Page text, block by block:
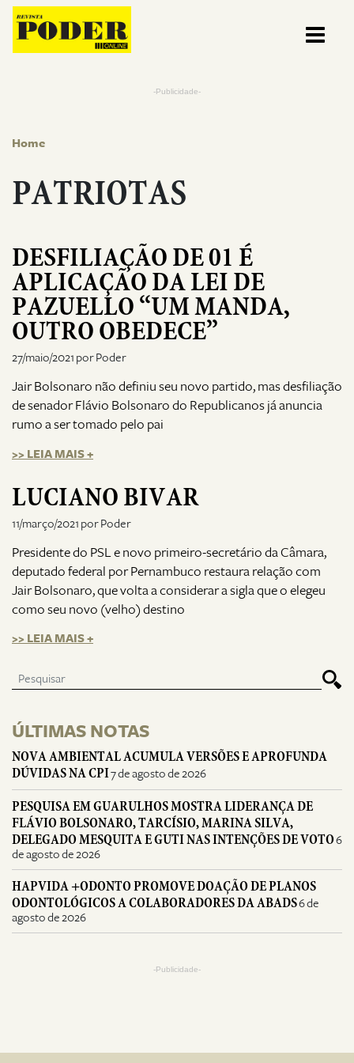
Pular para o conteúdo
-Publicidade-
Home
PATRIOTAS
DESFILIAÇÃO DE 01 É
APLICAÇÃO DA LEI DE
PAZUELLO “UM MANDA,
OUTRO OBEDECE”
27/maio/2021 por Poder
Jair Bolsonaro não definiu seu novo partido, mas desfiliação
de senador Flávio Bolsonaro do Republicanos já anuncia
rumo a ser tomado pelo pai
>> LEIA MAIS +
LUCIANO BIVAR
11/março/2021 por Poder
Presidente do PSL e novo primeiro-secretário da Câmara,
deputado federal por Pernambuco restaura relação com
Jair Bolsonaro, que volta a considerar a sigla que o elegeu
como seu novo (velho) destino
>> LEIA MAIS +
ÚLTIMAS NOTAS
NOVA AMBIENTAL ACUMULA VERSÕES E APROFUNDA
DÚVIDAS NA CPI7 de agosto de 2026
PESQUISA EM GUARULHOS MOSTRA LIDERANÇA DE
FLÁVIO BOLSONARO, TARCÍSIO, MARINA SILVA,
DELEGADO MESQUITA E GUTI NAS INTENÇÕES DE VOTO6
de agosto de 2026
HAPVIDA +ODONTO PROMOVE DOAÇÃO DE PLANOS
ODONTOLÓGICOS A COLABORADORES DA ABADS6 de
agosto de 2026
-Publicidade-